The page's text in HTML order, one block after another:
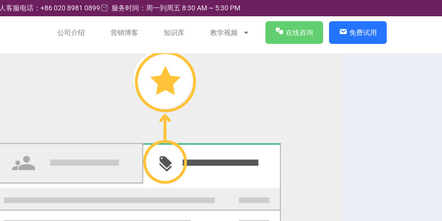
客服电话：+86 020 8981 0899 服务时间：周一到周五 8:30 AM ~ 5:30 PM
公司介绍 营销博客 知识库 教学视频 在线咨询 免费试用